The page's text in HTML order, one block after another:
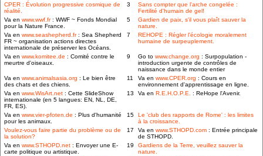
CPER : Évolution progressive cosmique de
réalité.
3
Sans compter que l'arche congelée :
Fertilité d'humain de gel!
Va en www.wwf.fr: WWF ~ Fonds Mondial
pour la Nature France.
5
Gardien de paix, s'il vous plaît sauver la
nature.
Va en www.seashepherd.fr: Sea Shepherd
FR ~ organisation actions directes
internationale de préserver les Océans.
7
REHOPE : Régler l'écologie moralement
humaine de surpeuplement.
Va en www.komitee.de : Comité contre le
meurtre d'oiseaux.
9 Go to www.change.org : Surpopulation -
introduction urgente de contrôles de
naissance dans le monde entier
Va en www.animalsasia.org : Le bien être
des chats et des chiens.
11 Va en www.CPER.org : Cours en
environnement d'apprentissage en ligne.
Va en www.WisArt.net : Cette SlideShow
internationale (en 5 langues: EN, NL, DE,
FR, ES).
13 Va en R.E.H.O.P.E. : ReHope l'Avenir.
Va en www.vier-pfoten.de : Plus d'humanité
pour les animaux.
15
Le 'club des rapports de Rome' : les limites
à la croissance.
Voulez-vous faire partie du problème ou de
la solution?
17 Va en www.STHOPD.com : Entrée principale
de STHOPD.
Va en www.STHOPD.net : Envoyer une E-
carte politique ou artistique.
19
Gardiens de la Terre, veuillez sauver la
nature.